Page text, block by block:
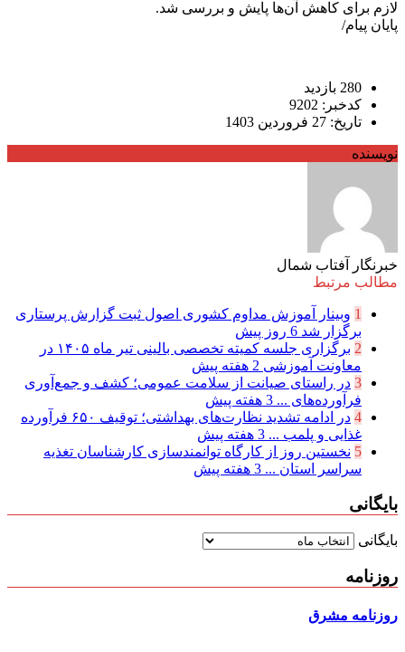
لازم برای کاهش آن‌ها پایش و بررسی شد.
پایان پیام/
280 بازدید
کدخبر: 9202
تاریخ: 27 فروردین 1403
نویسنده
خبرنگار آفتاب شمال
مطالب مرتبط
1 وبینار آموزش مداوم کشوری اصول ثبت گزارش پرستاری
برگزار شد 6 روز پیش
2
برگزاری جلسه کمیته تخصصی بالینی تیر ماه ۱۴۰۵ در
معاونت آموزشی 2 هفته پیش
3 در راستای صیانت از سلامت عمومی؛ کشف و جمع‌آوری
فرآورده‌های ... 3 هفته پیش
4
در ادامه تشدید نظارت‌های بهداشتی؛ توقیف ۶۵۰ فرآورده
غذایی و پلمب ... 3 هفته پیش
5 نخستین روز از کارگاه توانمندسازی کارشناسان تغذیه
سراسر استان ... 3 هفته پیش
بایگانی
بایگانی
روزنامه
روزنامه مشرق